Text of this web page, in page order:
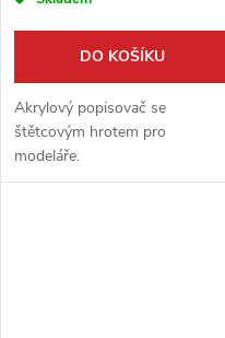
DO KOŠÍKU
Akrylový popisovač se
štětcovým hrotem pro
modeláře.